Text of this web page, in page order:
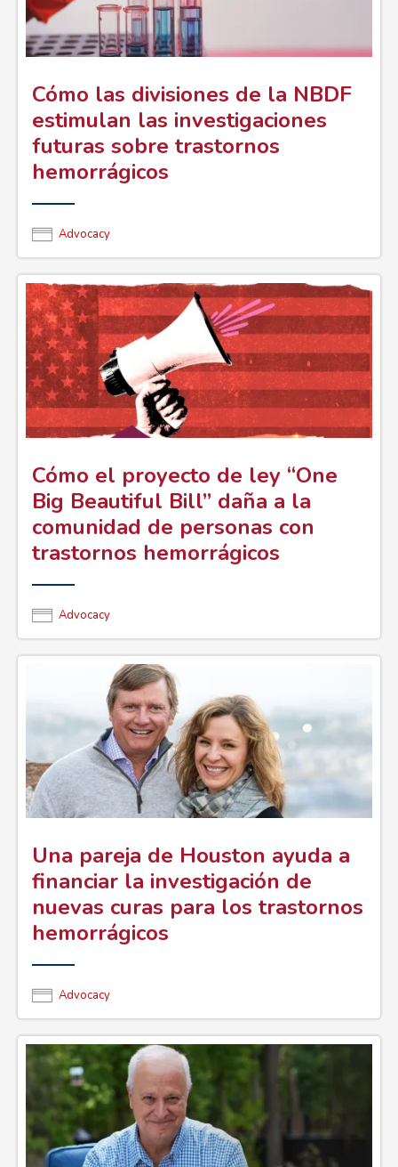
Cómo las divisiones de la NBDF
estimulan las investigaciones
futuras sobre trastornos
hemorrágicos
Advocacy
Cómo el proyecto de ley “One
Big Beautiful Bill” daña a la
comunidad de personas con
trastornos hemorrágicos
Advocacy
Una pareja de Houston ayuda a
financiar la investigación de
nuevas curas para los trastornos
hemorrágicos
Advocacy